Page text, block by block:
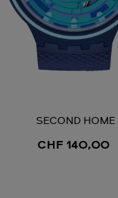
SECOND HOME
CHF 140,00